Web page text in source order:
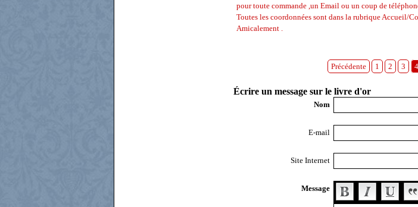
pour toute commande ,un Email ou un coup de
Toutes les coordonnées sont dans la rubrique Accueil/
Amicalement .
Précédente 1 2 3 4
Écrire un message sur le livre d'or
Nom
E-mail
Site Internet
Message